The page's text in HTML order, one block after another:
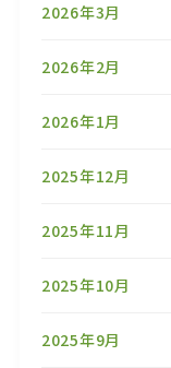
2026年3月
2026年2月
2026年1月
2025年12月
2025年11月
2025年10月
2025年9月